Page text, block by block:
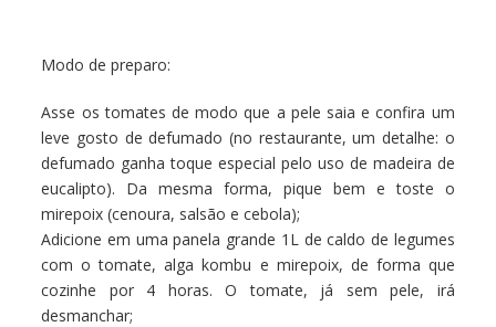
Modo de preparo:
Asse os tomates de modo que a pele saia e confira um
leve gosto de defumado (no restaurante, um detalhe: o
defumado ganha toque especial pelo uso de madeira de
eucalipto). Da mesma forma, pique bem e toste o
mirepoix (cenoura, salsão e cebola);
Adicione em uma panela grande 1L de caldo de legumes
com o tomate, alga kombu e mirepoix, de forma que
cozinhe por 4 horas. O tomate, já sem pele, irá
desmanchar;